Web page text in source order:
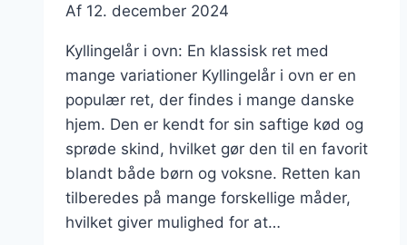
Af 12. december 2024
Kyllingelår i ovn: En klassisk ret med
mange variationer Kyllingelår i ovn er en
populær ret, der findes i mange danske
hjem. Den er kendt for sin saftige kød og
sprøde skind, hvilket gør den til en favorit
blandt både børn og voksne. Retten kan
tilberedes på mange forskellige måder,
hvilket giver mulighed for at…